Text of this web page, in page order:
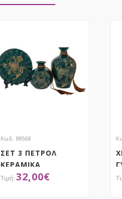
Κωδ. 88568
ΣΕΤ 3 ΠΕΤΡΟΛ
ΚΕΡΑΜΙΚΑ
ΕΠΙΤΡΑΠΕΖΙΑ
32,00€